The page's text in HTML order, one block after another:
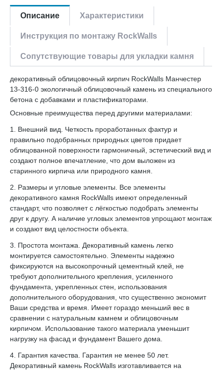
Описание Характеристики
Инструкция по монтажу RockWalls
Сопутствующие товары для укладки камня
декоративный облицовочный кирпич RockWalls Манчестер
13-316-0 экологичный облицовочный камень из специального
бетона с добавками и пластификаторами.
Основные преимущества перед другими материалами:
1. Внешний вид. Четкость проработанных фактур и
правильно подобранных природных цветов придает
облицованной поверхности гармоничный, эстетический вид и
создают полное впечатление, что дом выложен из
старинного кирпича или природного камня.
2. Размеры и угловые элементы. Все элементы
декоративного камня RockWalls имеют определенный
стандарт, что позволяет с лёгкостью подобрать элементы
друг к другу. А наличие угловых элементов упрощают монтаж
и создают вид целостности объекта.
3. Простота монтажа. Декоративный камень легко
монтируется самостоятельно. Элементы надежно
фиксируются на высокопрочный цементный клей, не
требуют дополнительного крепления, усиленного
фундамента, укрепленных стен, использования
дополнительного оборудования, что существенно экономит
Ваши средства и время. Имеет гораздо меньший вес в
сравнении с натуральным камнем и облицовочным
кирпичом. Использование такого материала уменьшит
нагрузку на фасад и фундамент Вашего дома.
4. Гарантия качества. Гарантия не менее 50 лет.
Декоративный камень RockWalls изготавливается на